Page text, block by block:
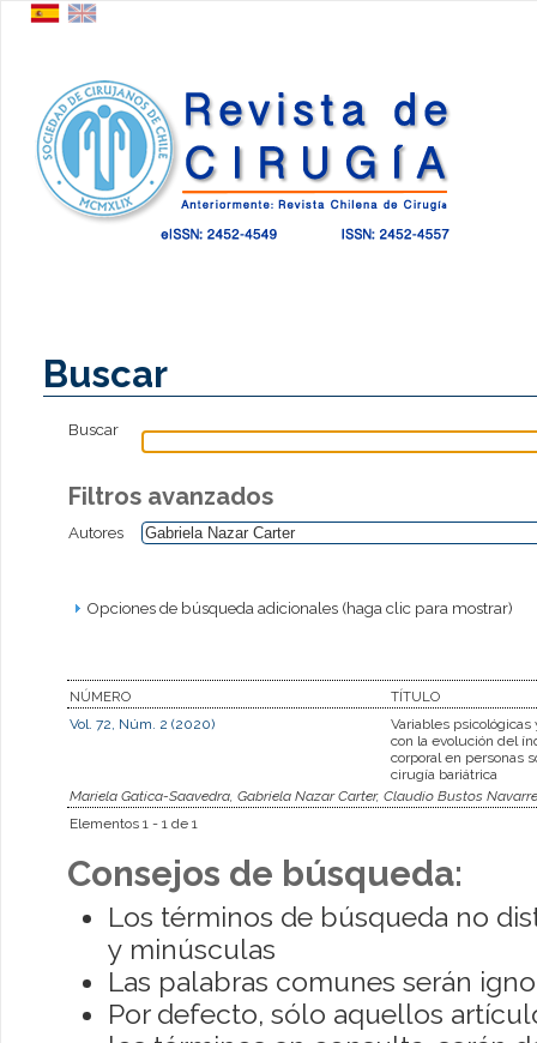
Buscar
Buscar
Filtros avanzados
Autores
Opciones de búsqueda adicionales (haga clic para mostrar)
NÚMERO
TÍTULO
Vol. 72, Núm. 2 (2020)
Variables
con la evolución del
corporal en personas
cirugía bariátrica
Mariela Gatica-Saavedra, Gabriela Nazar Carter, Claudio Bustos
Elementos 1 - 1 de 1
Consejos de búsqueda:
Los términos de búsqueda no
y minúsculas
Las palabras comunes serán
Por defecto, sólo aquellos